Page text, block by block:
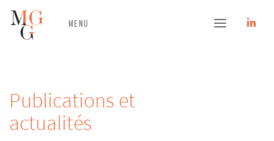
Skip
Naivation
MENU
ÉQUIPE
CONTACT
n
Publications et
actualités